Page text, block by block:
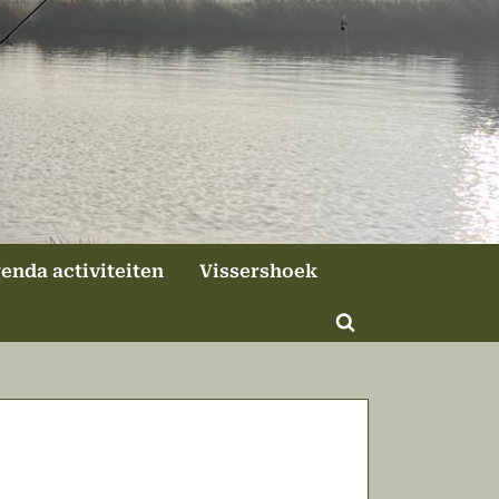
activiteiten Vissershoek
Toggle